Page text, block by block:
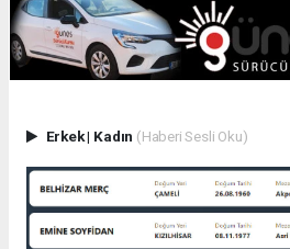
Erkek| Kadın (Haberi Sesli Oku)